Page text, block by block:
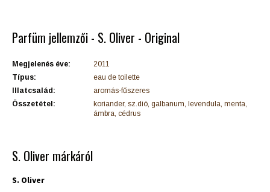
Parfüm jellemzői - S. Oliver - Original
Megjelenés éve:
2011
Típus:
eau de toilette
Illatcsalád:
aromás-fűszeres
Összetétel:
koriander, sz.dió, galbanum, levendula, menta,
ámbra, cédrus
S. Oliver márkáról
S. Oliver